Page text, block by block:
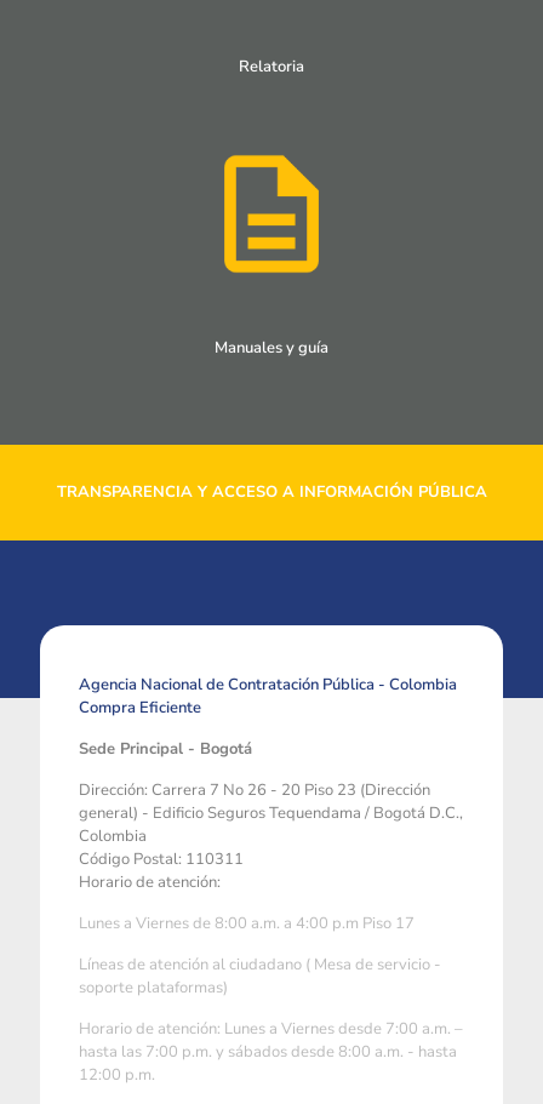
Relatoria
Manuales y guía
TRANSPARENCIA Y ACCESO A INFORMACIÓN PÚBLICA
Agencia Nacional de Contratación Pública - Colombia
Compra Eficiente
Sede Principal - Bogotá
Dirección: Carrera 7 No 26 - 20 Piso 23 (Dirección
general) - Edificio Seguros Tequendama / Bogotá D.C.,
Colombia
Código Postal: 110311
Horario de atención:
Lunes a Viernes de 8:00 a.m. a 4:00 p.m Piso 17
Líneas de atención al ciudadano ( Mesa de servicio -
soporte plataformas)
Horario de atención: Lunes a Viernes desde 7:00 a.m. –
hasta las 7:00 p.m. y sábados desde 8:00 a.m. - hasta
12:00 p.m.